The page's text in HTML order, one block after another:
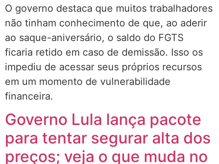
O governo destaca que muitos trabalhadores
não tinham conhecimento de que, ao aderir
ao saque-aniversário, o saldo do FGTS
ficaria retido em caso de demissão. Isso os
impediu de acessar seus próprios recursos
em um momento de vulnerabilidade
financeira.
Governo Lula lança pacote
para tentar segurar alta dos
preços; veja o que muda no